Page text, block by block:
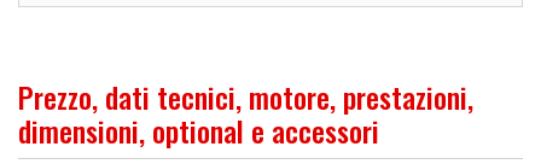
Prezzo, dati tecnici, motore, prestazioni,
dimensioni, optional e accessori